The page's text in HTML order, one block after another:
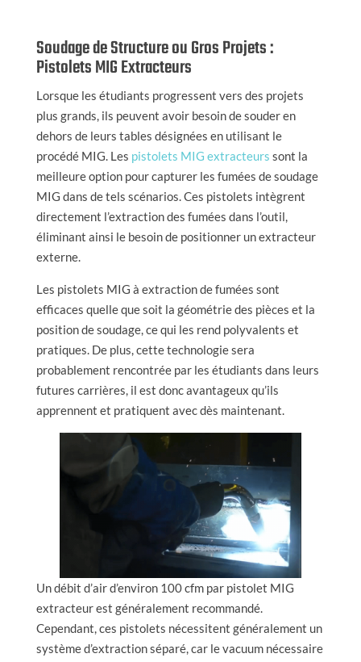
Soudage de Structure ou Gros Projets :
Pistolets MIG Extracteurs
Lorsque les étudiants progressent vers des projets
plus grands, ils peuvent avoir besoin de souder en
dehors de leurs tables désignées en utilisant le
procédé MIG. Les pistolets MIG extracteurs sont la
meilleure option pour capturer les fumées de soudage
MIG dans de tels scénarios. Ces pistolets intègrent
directement l’extraction des fumées dans l’outil,
éliminant ainsi le besoin de positionner un extracteur
externe.
Les pistolets MIG à extraction de fumées sont
efficaces quelle que soit la géométrie des pièces et la
position de soudage, ce qui les rend polyvalents et
pratiques. De plus, cette technologie sera
probablement rencontrée par les étudiants dans leurs
futures carrières, il est donc avantageux qu’ils
apprennent et pratiquent avec dès maintenant.
Un débit d’air d’environ 100 cfm par pistolet MIG
extracteur est généralement recommandé.
Cependant, ces pistolets nécessitent généralement un
système d’extraction séparé, car le vacuum nécessaire